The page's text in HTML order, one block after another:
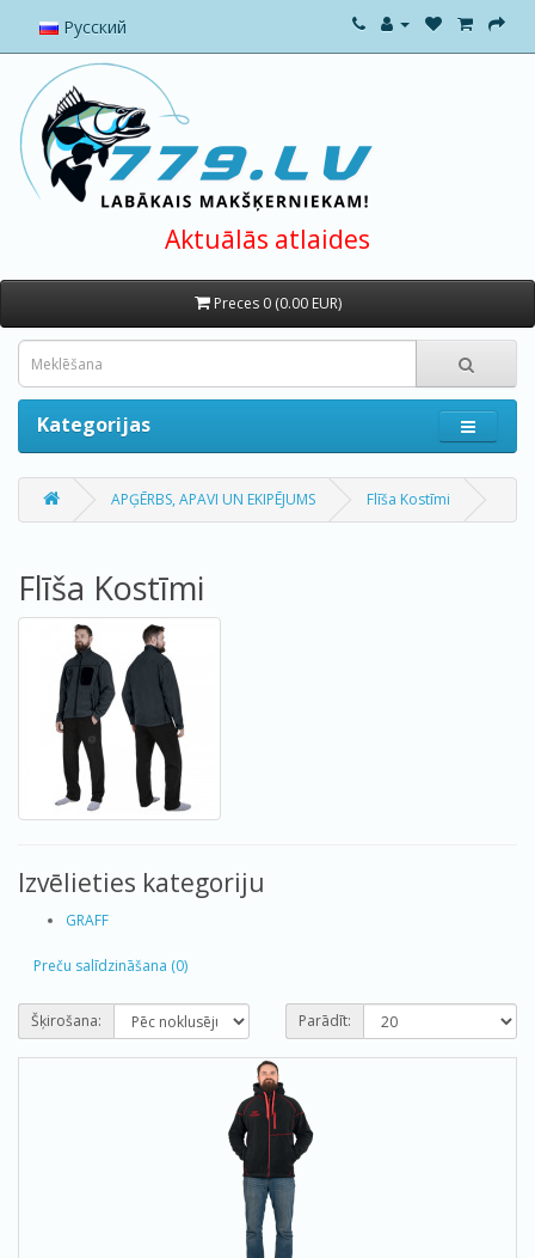
Русский
Aktuālās atlaides
Preces 0 (0.00 EUR)
Kategorijas
APĢĒRBS, APAVI UN EKIPĒJUMS Flīša Kostīmi
Flīša Kostīmi
Izvēlieties kategoriju
GRAFF
Preču salīdzināšana (0)
Šķirošana: Parādīt: